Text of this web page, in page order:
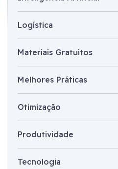
Logística
Materiais Gratuitos
Melhores Práticas
Otimização
Produtividade
Tecnologia